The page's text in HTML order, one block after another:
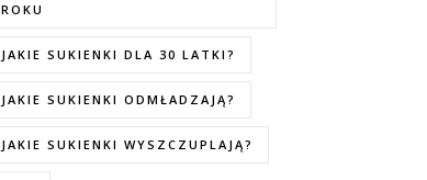
ROKU
JAKIE SUKIENKI DLA 30 LATKI?
JAKIE SUKIENKI ODMŁADZAJĄ?
JAKIE SUKIENKI WYSZCZUPLAJĄ?